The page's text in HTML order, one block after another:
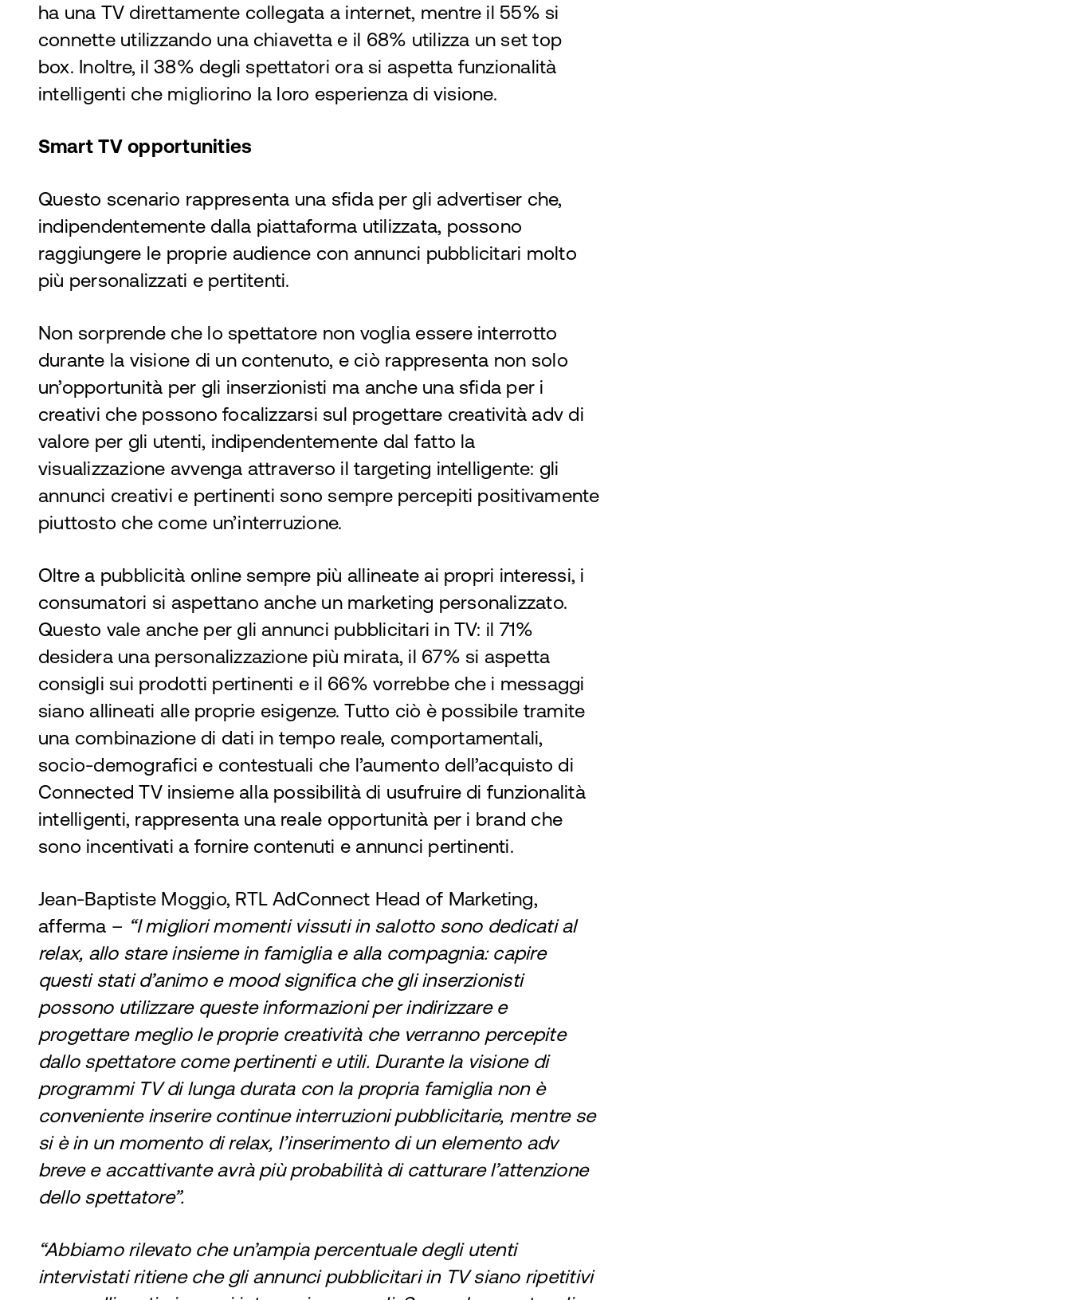
ha una TV direttamente collegata a internet, mentre il 55% si
connette utilizzando una chiavetta e il 68% utilizza un set top
box. Inoltre, il 38% degli spettatori ora si aspetta funzionalità
intelligenti che migliorino la loro esperienza di visione.
Smart TV opportunities
Questo scenario rappresenta una sfida per gli advertiser che,
indipendentemente dalla piattaforma utilizzata, possono
raggiungere le proprie audience con annunci pubblicitari molto
più personalizzati e pertitenti.
Non sorprende che lo spettatore non voglia essere interrotto
durante la visione di un contenuto, e ciò rappresenta non solo
un’opportunità per gli inserzionisti ma anche una sfida per i
creativi che possono focalizzarsi sul progettare creatività adv di
valore per gli utenti, indipendentemente dal fatto la
visualizzazione avvenga attraverso il targeting intelligente: gli
annunci creativi e pertinenti sono sempre percepiti positivamente
piuttosto che come un’interruzione.
Oltre a pubblicità online sempre più allineate ai propri interessi, i
consumatori si aspettano anche un marketing personalizzato.
Questo vale anche per gli annunci pubblicitari in TV: il 71%
desidera una personalizzazione più mirata, il 67% si aspetta
consigli sui prodotti pertinenti e il 66% vorrebbe che i messaggi
siano allineati alle proprie esigenze. Tutto ciò è possibile tramite
una combinazione di dati in tempo reale, comportamentali,
socio-demografici e contestuali che l’aumento dell’acquisto di
Connected TV insieme alla possibilità di usufruire di funzionalità
intelligenti, rappresenta una reale opportunità per i brand che
sono incentivati a fornire contenuti e annunci pertinenti.
Jean-Baptiste Moggio, RTL AdConnect Head of Marketing,
afferma – “I migliori momenti vissuti in salotto sono dedicati al
relax, allo stare insieme in famiglia e alla compagnia: capire
questi stati d’animo e mood significa che gli inserzionisti
possono utilizzare queste informazioni per indirizzare e
progettare meglio le proprie creatività che verranno percepite
dallo spettatore come pertinenti e utili. Durante la visione di
programmi TV di lunga durata con la propria famiglia non è
conveniente inserire continue interruzioni pubblicitarie, mentre se
si è in un momento di relax, l’inserimento di un elemento adv
breve e accattivante avrà più probabilità di catturare l’attenzione
dello spettatore”.
“Abbiamo rilevato che un’ampia percentuale degli utenti
intervistati ritiene che gli annunci pubblicitari in TV siano ripetitivi